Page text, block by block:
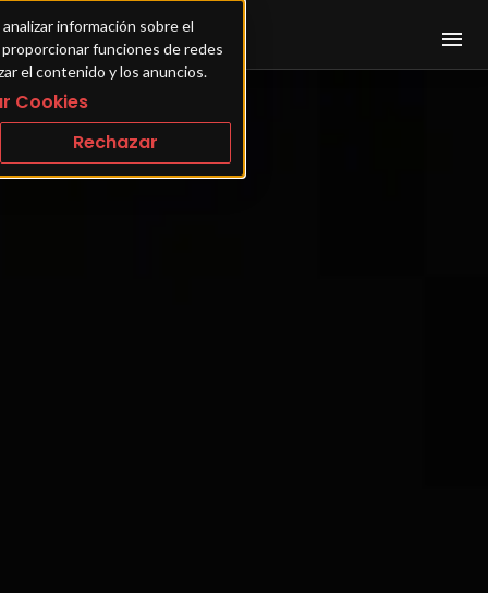
información sobre el
funciones de redes
el contenido y los anuncios.
Cookies
Rechazar